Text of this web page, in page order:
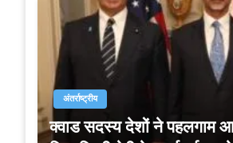
अंतर्राष्ट्रीय
क्वाड सदस्य देशों ने पहलगाम